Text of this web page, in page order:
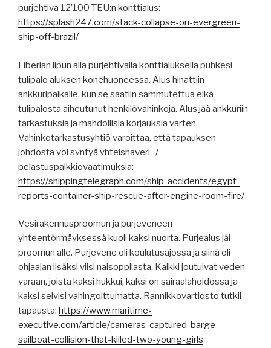
purjehtiva 12’100 TEU:n konttialus:
https://splash247.com/stack-collapse-on-evergreen-
ship-off-brazil/
Liberian lipun alla purjehtivalla konttialuksella puhkesi
tulipalo aluksen konehuoneessa. Alus hinattiin
ankkuripaikalle, kun se saatiin sammutettua eikä
tulipalosta aiheutunut henkilövahinkoja. Alus jää ankkuriin
tarkastuksia ja mahdollisia korjauksia varten.
Vahinkotarkastusyhtiö varoittaa, että tapauksen
johdosta voi syntyä yhteishaveri- /
pelastuspalkkiovaatimuksia:
https://shippingtelegraph.com/ship-accidents/egypt-
reports-container-ship-rescue-after-engine-room-fire/
Vesirakennusproomun ja purjeveneen
yhteentörmäyksessä kuoli kaksi nuorta. Purjealus jäi
proomun alle. Purjevene oli koulutusajossa ja siinä oli
ohjaajan lisäksi viisi naisoppilasta. Kaikki joutuivat veden
varaan, joista kaksi hukkui, kaksi on sairaalahoidossa ja
kaksi selvisi vahingoittumatta. Rannikkovartiosto tutkii
tapausta: https://www.maritime-
executive.com/article/cameras-captured-barge-
sailboat-collision-that-killed-two-young-girls